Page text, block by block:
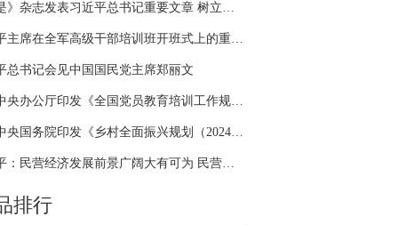
《求是》杂志发表习近平总书记重要文章 树立和践行正确政绩观
习近平主席在全军高级干部培训班开班式上的重要讲话引领全军开展思想整风、深化政治整训
总书记会见中国国民党主席郑丽文
中共中央办公厅印发《全国党员教育培训工作规划（2024－2028年）》
中共中央国务院印发《乡村全面振兴规划（2024—2027年）》
习近平：民营经济发展前景广阔大有可为 民营企业和民营企业家大显身手正当其时
排行